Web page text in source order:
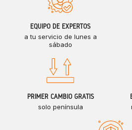
EQUIPO DE EXPERTOS
a tu servicio de lunes a
sábado
PRIMER CAMBIO GRATIS
solo península